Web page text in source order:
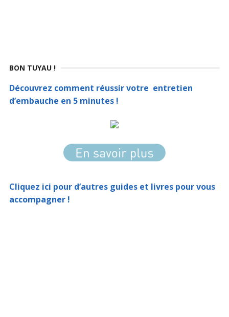
BON TUYAU !
Découvrez comment réussir votre entretien
d’embauche en 5 minutes !
Cliquez ici pour d’autres guides et livres pour vous
accompagner !